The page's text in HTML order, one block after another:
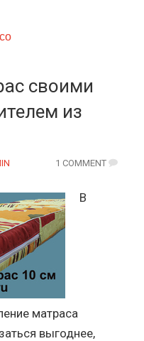
своими
из
1 COMMENT
В
матраса
выгоднее,